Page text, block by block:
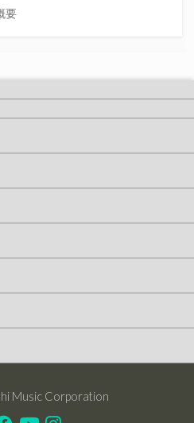
要
Music Corporation